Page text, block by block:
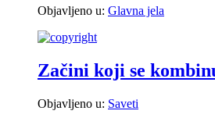
Objavljeno u: Glavna jela
Začini koji se
Objavljeno u: Saveti